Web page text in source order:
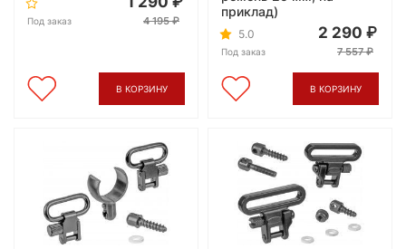
Под заказ 4 195
В КОРЗИНУ
приклад)
5.0
Под заказ
2 290
7 557
В КОРЗИНУ